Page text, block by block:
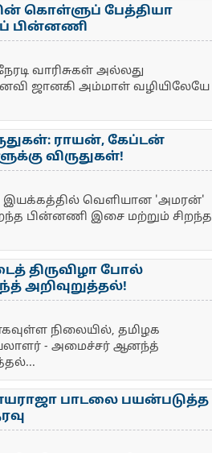
கொள்ளுப் பேத்தியா
பின்னணி
வாரிசுகள் அல்லது
ஜானகி அம்மாள் வழியிலேயே
ராயன், கேப்டன்
விருதுகள்!
இயக்கத்தில் வெளியான 'அமரன்'
பின்னணி இசை மற்றும் சிறந்த
திருவிழா போல்
அறிவுறுத்தல்!
நிலையில், தமிழக
- அமைச்சர் ஆனந்த்
பாடலை பயன்படுத்த